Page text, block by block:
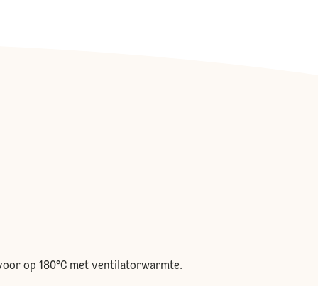
op 180°C met ventilatorwarmte.